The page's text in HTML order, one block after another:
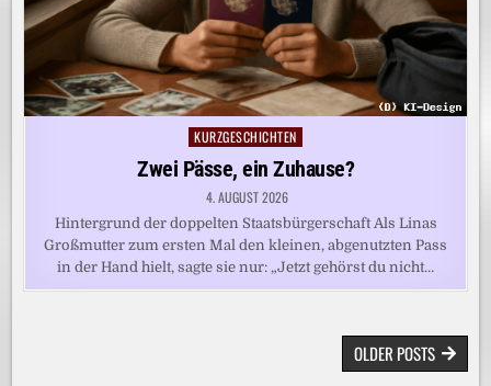
Posted
in
KURZGESCHICHTEN
Zwei Pässe, ein Zuhause?
4. AUGUST 2026
Hintergrund der doppelten Staatsbürgerschaft Als Linas
Großmutter zum ersten Mal den kleinen, abgenutzten Pass
in der Hand hielt, sagte sie nur: „Jetzt gehörst du nicht…
BEITRAGSNAVIGATIONOLDER POSTS